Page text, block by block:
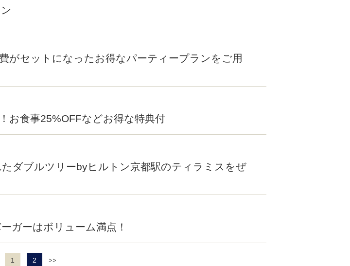
がセットになったお得なパーティープランをご用
お食事25%OFFなどお得な特典付
ダブルツリーbyヒルトン京都駅のティラミスをぜ
ガーはボリューム満点！
1 2 >>